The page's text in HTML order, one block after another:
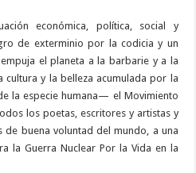
económica, política, social y
de exterminio por la codicia y un
el planeta a la barbarie y a la
cultura y la belleza acumulada por la
la especie humana— el Movimiento
los poetas, escritores y artistas y
buena voluntad del mundo, a una
la Guerra Nuclear Por la Vida en la